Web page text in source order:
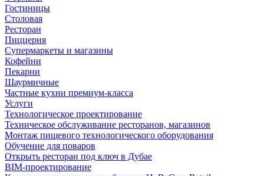
Гостиницы
Столовая
Ресторан
Пиццерия
Супермаркеты и магазины
Кофейни
Пекарни
Шаурмичные
Частные кухни премиум-класса
Услуги
Технологическое проектирование
Техническое обслуживание ресторанов, магазинов
Монтаж пищевого технологического оборудования
Обучение для поваров
Открыть ресторан под ключ в Дубае
BIM-проектирование